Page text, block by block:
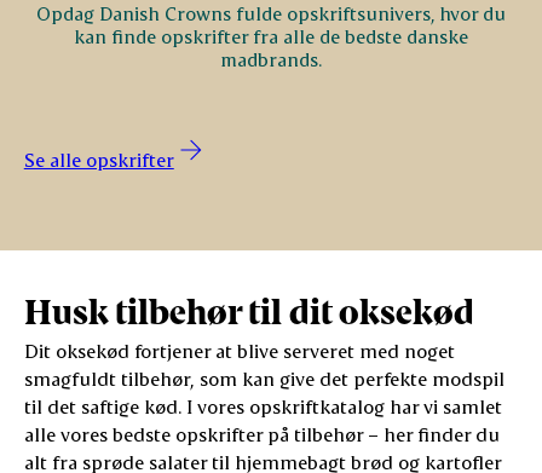
Opdag Danish Crowns fulde opskriftsunivers, hvor du
kan finde opskrifter fra alle de bedste danske
madbrands.
Se alle opskrifter
Husk tilbehør til dit oksekød
Dit oksekød fortjener at blive serveret med noget
smagfuldt tilbehør, som kan give det perfekte modspil
til det saftige kød. I vores opskriftkatalog har vi samlet
alle vores bedste opskrifter på tilbehør – her finder du
alt fra sprøde salater til hjemmebagt brød og kartofler